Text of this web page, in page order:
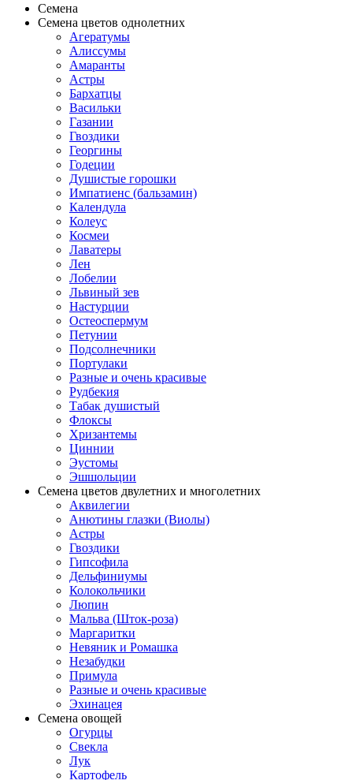
Семена
Семена цветов однолетних
Агератумы
Алиссумы
Амаранты
Астры
Бархатцы
Васильки
Газании
Гвоздики
Георгины
Годеции
Душистые горошки
Импатиенс (бальзамин)
Календула
Колеус
Космеи
Лаватеры
Лен
Лобелии
Львиный зев
Настурции
Остеоспермум
Петунии
Подсолнечники
Портулаки
Разные и очень красивые
Рудбекия
Табак душистый
Флоксы
Хризантемы
Циннии
Эустомы
Эшшольции
Семена цветов двулетних и многолетних
Аквилегии
Анютины глазки (Виолы)
Астры
Гвоздики
Гипсофила
Дельфиниумы
Колокольчики
Люпин
Мальва (Шток-роза)
Маргаритки
Невяник и Ромашка
Незабудки
Примула
Разные и очень красивые
Эхинацея
Семена овощей
Огурцы
Свекла
Лук
Картофель